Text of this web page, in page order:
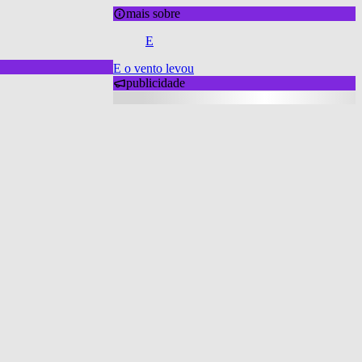
mais sobre
E
E o vento levou
publicidade